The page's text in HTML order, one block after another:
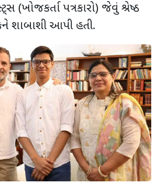
(ખોજકર્તા પત્રકારો) જેવું શ્રેષ્ઠ
શાબાશી આપી હતી.